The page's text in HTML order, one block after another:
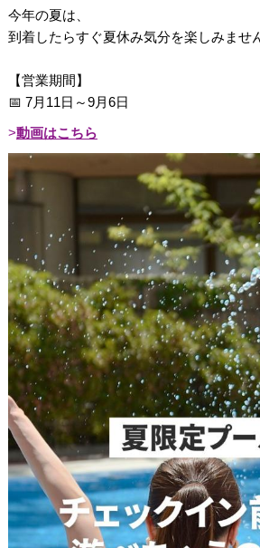
今年の夏は、
到着したらすぐ夏休み気分を楽しみませ
【営業期間】
📅 7月11日～9月6日
動画はこちら